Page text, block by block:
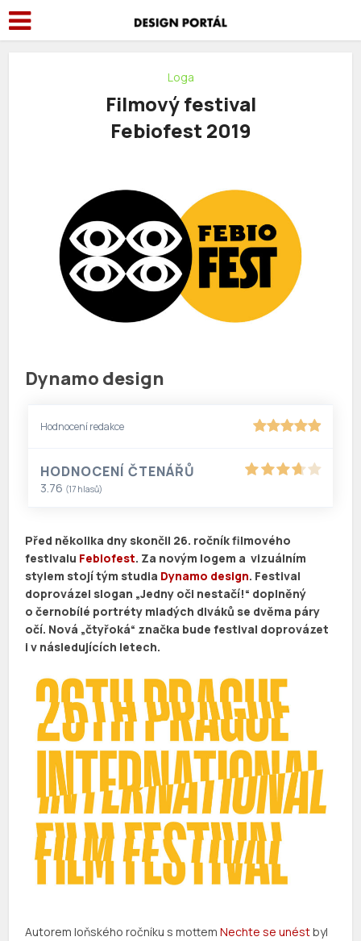
Loga
Filmový festival
Febiofest 2019
Dynamo design
Hodnocení redakce
HODNOCENÍ ČTENÁŘŮ
3.76 (17 hlasů)
Před několika dny skončil 26. ročník filmového
festivalu Febiofest. Za novým logem a vizuálním
stylem stojí tým studia Dynamo design. Festival
doprovázel slogan „Jedny oči nestačí!“ doplněný
o černobílé portréty mladých diváků se dvěma páry
očí. Nová „čtyřoká“ značka bude festival doprovázet
i v následujících letech.
Autorem loňského ročníku s mottemNechte se unéstbyl